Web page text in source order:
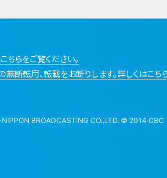
らをご覧ください。
断転用、転載をお断りします。詳しくはこちら
BROADCASTING CO.,LTD. © 2014 CBC